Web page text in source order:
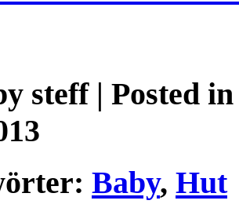
steff| Posted
Baby, Hut